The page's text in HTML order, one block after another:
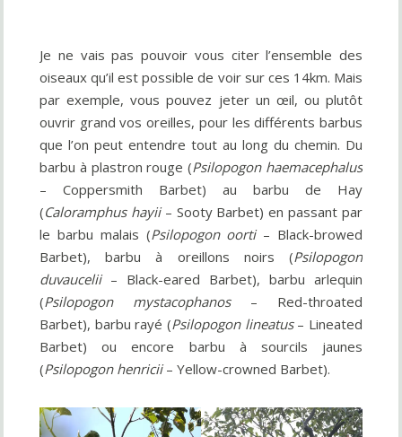
Je ne vais pas pouvoir vous citer l’ensemble des
oiseaux qu’il est possible de voir sur ces 14km. Mais
par exemple, vous pouvez jeter un œil, ou plutôt
ouvrir grand vos oreilles, pour les différents barbus
que l’on peut entendre tout au long du chemin. Du
barbu à plastron rouge (Psilopogon haemacephalus
– Coppersmith Barbet) au barbu de Hay
(Caloramphus hayii– Sooty Barbet) en passant par
le barbu malais (Psilopogon oorti– Black-browed
Barbet), barbu à oreillons noirs (Psilopogon
duvaucelii– Black-eared Barbet), barbu arlequin
(Psilopogon mystacophanos– Red-throated
Barbet), barbu rayé (Psilopogon lineatus– Lineated
Barbet) ou encore barbu à sourcils jaunes
(Psilopogon henricii– Yellow-crowned Barbet).